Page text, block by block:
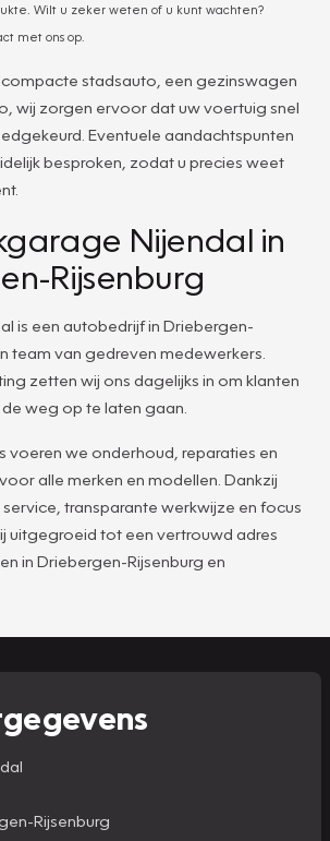
Wilt u zeker weten of u kunt wachten?
met ons op.
compacte stadsauto, een gezinswagen
wij zorgen ervoor dat uw voertuig snel
Eventuele aandachtspunten
besproken, zodat u precies weet
Nijendal in
Rijsenburg
is een autobedrijf in Driebergen-
team van gedreven medewerkers.
zetten wij ons dagelijks in om klanten
weg op te laten gaan.
voeren we onderhoud, reparaties en
alle merken en modellen. Dankzij
transparante werkwijze en focus
uitgegroeid tot een vertrouwd adres
in Driebergen-Rijsenburg en
Rijsenburg